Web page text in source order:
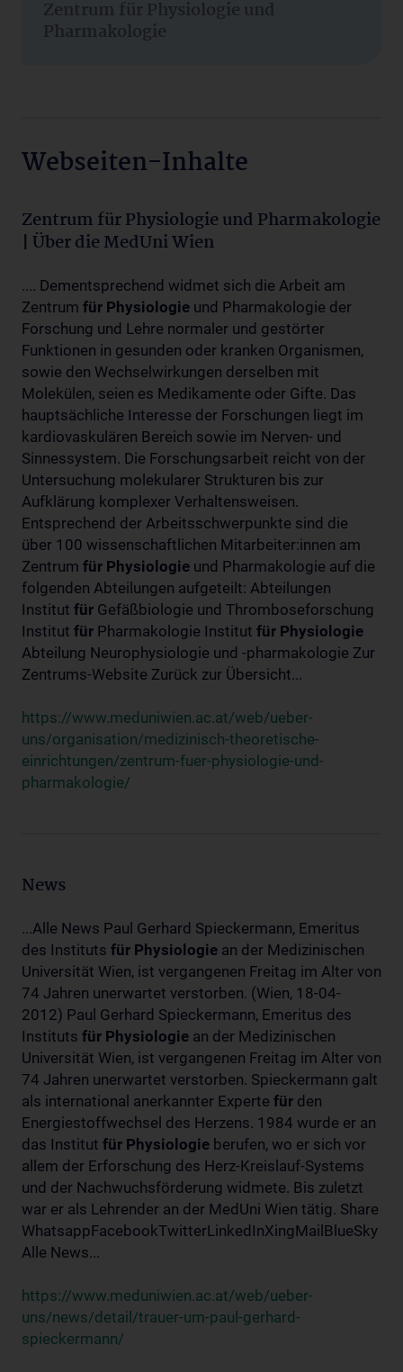
Zentrum für Physiologie und
Pharmakologie
Webseiten-Inhalte
Zentrum für Physiologie und Pharmakologie
| Über die MedUni Wien
.... Dementsprechend widmet sich die Arbeit am
Zentrum für Physiologie und Pharmakologie der
Forschung und Lehre normaler und gestörter
Funktionen in gesunden oder kranken Organismen,
sowie den Wechselwirkungen derselben mit
Molekülen, seien es Medikamente oder Gifte. Das
hauptsächliche Interesse der Forschungen liegt im
kardiovaskulären Bereich sowie im Nerven- und
Sinnessystem. Die Forschungsarbeit reicht von der
Untersuchung molekularer Strukturen bis zur
Aufklärung komplexer Verhaltensweisen.
Entsprechend der Arbeitsschwerpunkte sind die
über 100 wissenschaftlichen Mitarbeiter:innen am
Zentrum für Physiologie und Pharmakologie auf die
folgenden Abteilungen aufgeteilt: Abteilungen
Institut für Gefäßbiologie und Thromboseforschung
Institut für Pharmakologie Institut für Physiologie
Abteilung Neurophysiologie und -pharmakologie Zur
Zentrums-Website Zurück zur Übersicht...
https://www.meduniwien.ac.at/web/ueber-
uns/organisation/medizinisch-theoretische-
einrichtungen/zentrum-fuer-physiologie-und-
pharmakologie/
News
...Alle News Paul Gerhard Spieckermann, Emeritus
des Instituts für Physiologie an der Medizinischen
Universität Wien, ist vergangenen Freitag im Alter von
74 Jahren unerwartet verstorben. (Wien, 18-04-
2012) Paul Gerhard Spieckermann, Emeritus des
Instituts für Physiologie an der Medizinischen
Universität Wien, ist vergangenen Freitag im Alter von
74 Jahren unerwartet verstorben. Spieckermann galt
als international anerkannter Experte für den
Energiestoffwechsel des Herzens. 1984 wurde er an
das Institut für Physiologie berufen, wo er sich vor
allem der Erforschung des Herz-Kreislauf-Systems
und der Nachwuchsförderung widmete. Bis zuletzt
war er als Lehrender an der MedUni Wien tätig. Share
WhatsappFacebookTwitterLinkedInXingMailBlueSky
Alle News...
https://www.meduniwien.ac.at/web/ueber-
uns/news/detail/trauer-um-paul-gerhard-
spieckermann/